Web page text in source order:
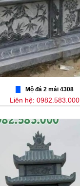
Mộ đá 2 mái 4308
Liên hệ: 0982.583.000